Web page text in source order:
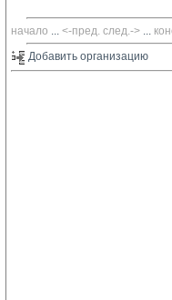
начало ... <-пред. след.-> ...
Добавить организацию